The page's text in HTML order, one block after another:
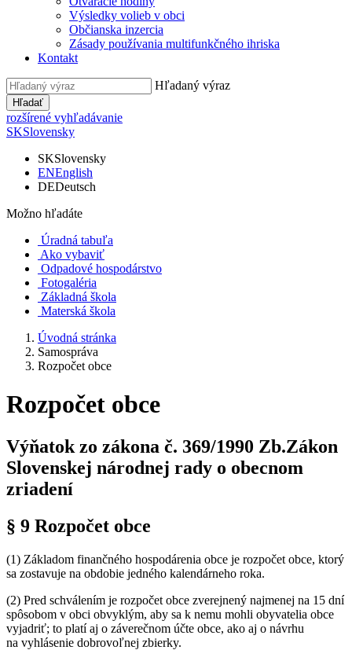
Výsledky volieb v obci
Občianska inzercia
Zásady používania multifunkčného ihriska
Kontakt
Hľadaný výraz
Hľadať
rozšírené vyhľadávanie
SKSlovensky
SKSlovensky
ENEnglish
DEDeutsch
Možno hľadáte
Úradná tabuľa
Ako vybaviť
Odpadové hospodárstvo
Fotogaléria
Základná škola
Materská škola
Úvodná stránka
Samospráva
Rozpočet obce
Rozpočet obce
Výňatok zo zákona č. 369/1990 Zb.Zákon
Slovenskej národnej rady o obecnom
zriadení
§ 9 Rozpočet obce
(1) Základom finančného hospodárenia obce je rozpočet obce, ktorý
sa zostavuje na obdobie jedného kalendárneho roka.
(2) Pred schválením je rozpočet obce zverejnený najmenej na 15 dní
spôsobom v obci obvyklým, aby sa k nemu mohli obyvatelia obce
vyjadriť; to platí aj o záverečnom účte obce, ako aj o návrhu
na vyhlásenie dobrovoľnej zbierky.